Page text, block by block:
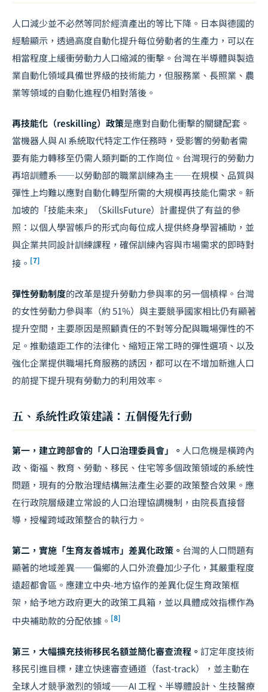
人口減少並不必然等同於經濟產出的等比下降。日本與德國的
經驗顯示，透過高度自動化提升每位勞動者的生產力，可以在
相當程度上緩衝勞動力人口縮減的衝擊。台灣在半導體與製造
業自動化領域具備世界級的技術能力，但服務業、長照業、農
業等領域的自動化進程仍相對落後。
再技能化（reskilling）政策是應對自動化衝擊的關鍵配套。
當機器人與 AI 系統取代特定工作任務時，受影響的勞動者需
要有能力轉移至仍需人類判斷的工作崗位。台灣現行的勞動力
再培訓體系——以勞動部的職業訓練為主——在規模、品質與
彈性上均難以應對自動化轉型所需的大規模再技能化需求。新
加坡的「技能未來」（SkillsFuture）計畫提供了有益的參
照：以個人學習帳戶的形式向每位成人提供終身學習補助，並
與企業共同設計訓練課程，確保訓練內容與市場需求的即時對
接。 [7]
彈性勞動制度的改革是提升勞動力參與率的另一個槓桿。台灣
的女性勞動力參與率（約 51%）與主要競爭國家相比仍有顯著
提升空間，主要原因是照顧責任的不對等分配與職場彈性的不
足。推動遠距工作的法律化、縮短正常工時的彈性選項、以及
強化企業提供職場托育服務的誘因，都可以在不增加新進人口
的前提下提升現有勞動力的利用效率。
五、系統性政策建議：五個優先行動
第一，建立跨部會的「人口治理委員會」。 人口危機是橫跨內
政、衛福、教育、勞動、移民、住宅等多個政策領域的系統性
問題，現有的分散治理結構無法產生必要的政策整合效果。應
在行政院層級建立常設的人口治理協調機制，由院長直接督
導，授權跨域政策整合的執行力。
第二，實施「生育友善城市」差異化政策。 台灣的人口問題有
顯著的地域差異——偏鄉的人口外流疊加少子化，其嚴重程度
遠超都會區。應建立中央-地方協作的差異化促生育政策框
架，給予地方政府更大的政策工具箱，並以具體成效指標作為
中央補助款的分配依據。 [8]
第三，大幅擴充技術移民名額並簡化審查流程。 訂定年度技術
移民引進目標，建立快速審查通道（fast-track），並主動在
全球人才競爭激烈的領域——AI 工程、半導體設計、生技醫療